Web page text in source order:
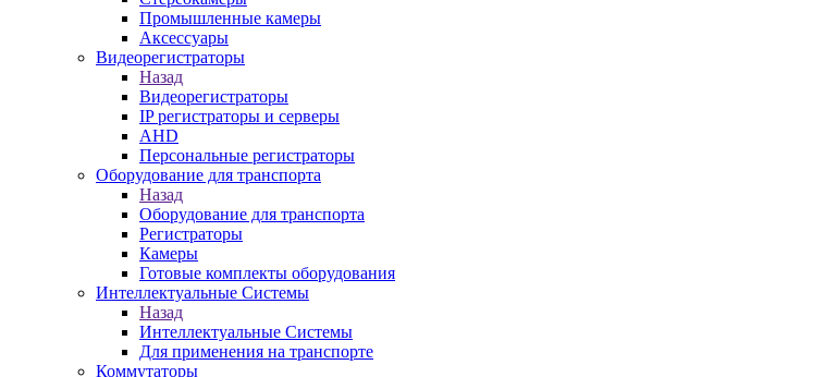
Промышленные камеры
Аксессуары
Видеорегистраторы
Назад
Видеорегистраторы
IP регистраторы и серверы
AHD
Персональные регистраторы
Оборудование для транспорта
Назад
Оборудование для транспорта
Регистраторы
Камеры
Готовые комплекты оборудования
Интеллектуальные Системы
Назад
Интеллектуальные Системы
Для применения на транспорте
Коммутаторы